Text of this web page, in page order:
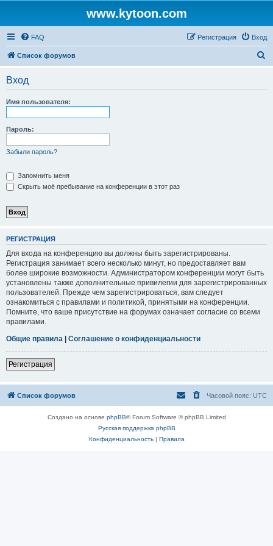
www.kytoon.com
FAQ Вход
Регистрация
Список форумов
Вход
Имя пользователя:
Пароль:
Забыли пароль?
Запомнить меня
Скрыть моё пребывание на конференции в этот раз
РЕГИСТРАЦИЯ
Для входа на конференцию вы должны быть зарегистрированы.
Регистрация занимает всего несколько минут, но предоставляет вам
более широкие возможности. Администратором конференции могут быть
установлены также дополнительные привилегии для зарегистрированных
пользователей. Прежде чем зарегистрироваться, вам следует
ознакомиться с правилами и политикой, принятыми на конференции.
Помните, что ваше присутствие на форумах означает согласие со всеми
правилами.
Общие правила | Соглашение о конфиденциальности
Регистрация
Список форумов Часовой пояс: UTC
Создано на основе phpBB® Forum Software © phpBB Limited
Русская поддержка phpBB
Конфиденциальность| Правила